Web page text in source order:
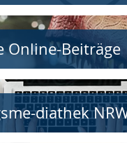
Online-Beiträge
diathek